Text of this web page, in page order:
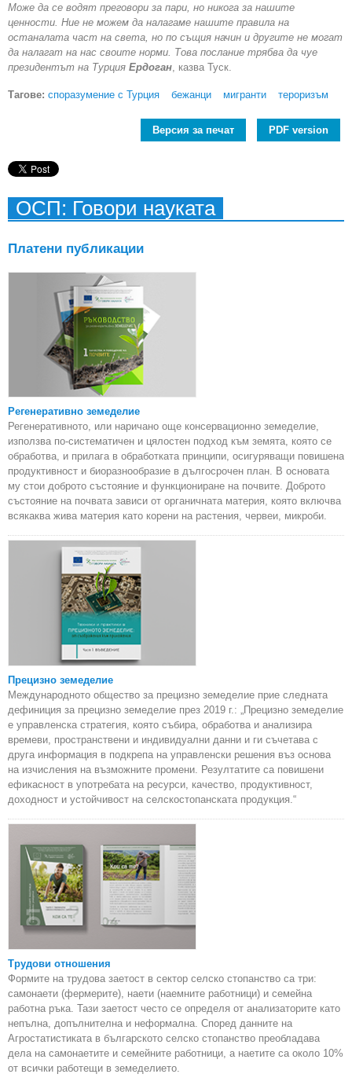
Може да се водят преговори за пари, но никога за нашите
ценности. Ние не можем да налагаме нашите правила на
останалата част на света, но по същия начин и другите не могат
да налагат на нас своите норми. Това послание трябва да чуе
президентът на Турция Ердоган , казва Туск.
Тагове: споразумение с Турция бежанци мигранти тероризъм
Версия за печат PDF version
ОСП: Говори науката
Платени публикации
Регенеративно земеделие
Регенеративното, или наричано още консервационно земеделие,
използва по-систематичен и цялостен подход към земята, която се
обработва, и прилага в обработката принципи, осигуряващи повишена
продуктивност и биоразнообразие в дългосрочен план. В основата
му стои доброто състояние и функциониране на почвите. Доброто
състояние на почвата зависи от органичната материя, която включва
всякаква жива материя като корени на растения, червеи, микроби.
Прецизно земеделие
Международното общество за прецизно земеделие прие следната
дефиниция за прецизно земеделие през 2019 г.: „Прецизно земеделие
е управленска стратегия, която събира, обработва и анализира
времеви, пространствени и индивидуални данни и ги съчетава с
друга информация в подкрепа на управленски решения въз основа
на изчисления на възможните промени. Резултатите са повишени
ефикасност в употребата на ресурси, качество, продуктивност,
доходност и устойчивост на селскостопанската продукция.“
Трудови отношения
Формите на трудова заетост в сектор селско стопанство са три:
самонаети (фермерите), наети (наемните работници) и семейна
работна ръка. Тази заетост често се определя от анализаторите като
непълна, допълнителна и неформална. Според данните на
Агростатистиката в българското селско стопанство преобладава
дела на самонаетите и семейните работници, а наетите са около 10%
от всички работещи в земеделието.